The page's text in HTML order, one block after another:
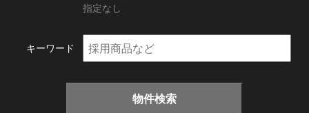
指定なし
キーワード
物件検索